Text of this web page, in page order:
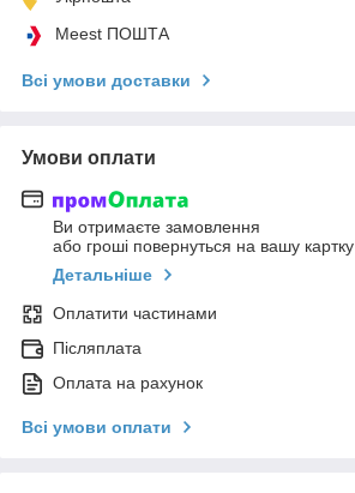
Meest ПОШТА
Всі умови доставки
Умови оплати
Ви отримаєте замовлення
або гроші повернуться на вашу картку
Детальніше
Оплатити частинами
Післяплата
Оплата на рахунок
Всі умови оплати